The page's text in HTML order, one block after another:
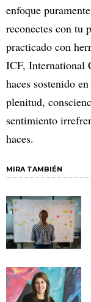
enfoque
reconectes con tu
practicado con
ICF, International
haces sostenido
plenitud,
sentimiento
haces.
MIRA TAMBIÉN